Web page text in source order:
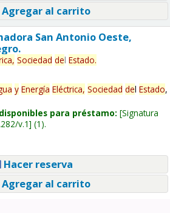
Agregar al carrito
San Antonio Oeste,
Sociedad del Estado.
y Energía Eléctrica, Sociedad del Estado,
para préstamo: Signatura
v.1 (1).
Hacer reserva
Agregar al carrito